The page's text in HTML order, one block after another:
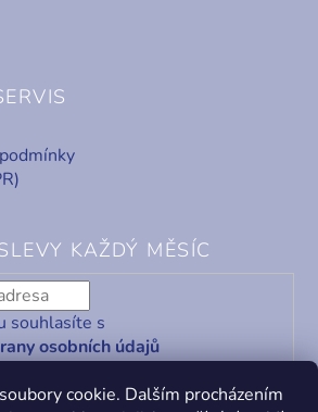
cookie. Dalším procházením
KAŽDÝ MĚSÍC
souhlasíte s
osobních údajů